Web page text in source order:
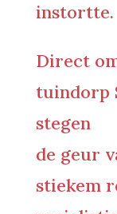
instortte.
Direct
tuindorp
stegen
de geur
stiekem